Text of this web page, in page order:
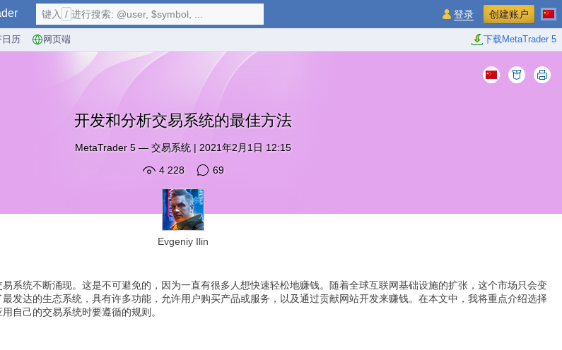
日历 网页端 下载MetaTrader 5
键入 / 进行搜索: @user, $symbol, ... 登录 创建账户
开发和分析交易系统的最佳方法
MetaTrader 5— 交易系统| 2021年2月1日 12:15
4 228
69
Evgeniy Ilin
系统不断涌现。这是不可避免的，因为一直有很多人想快速轻松地赚钱。随着全球互联网基础设施的扩张，这个市场只会变
发达的生态系统，具有许多功能，允许用户购买产品或服务，以及通过贡献网站开发来赚钱。在本文中，我将重点介绍选择
自己的交易系统时要遵循的规则。